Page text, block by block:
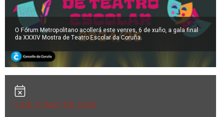
O Fórum Metropolitano acollerá este venres, 6 de xuño, a gala final
da XXXIV Mostra de Teatro Escolar da Coruña.
5 DE JUNIO DE 2025